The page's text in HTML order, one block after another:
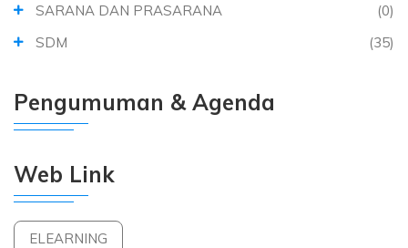
SARANA DAN PRASARANA
(0)
SDM
(35)
Pengumuman & Agenda
Web Link
ELEARNING